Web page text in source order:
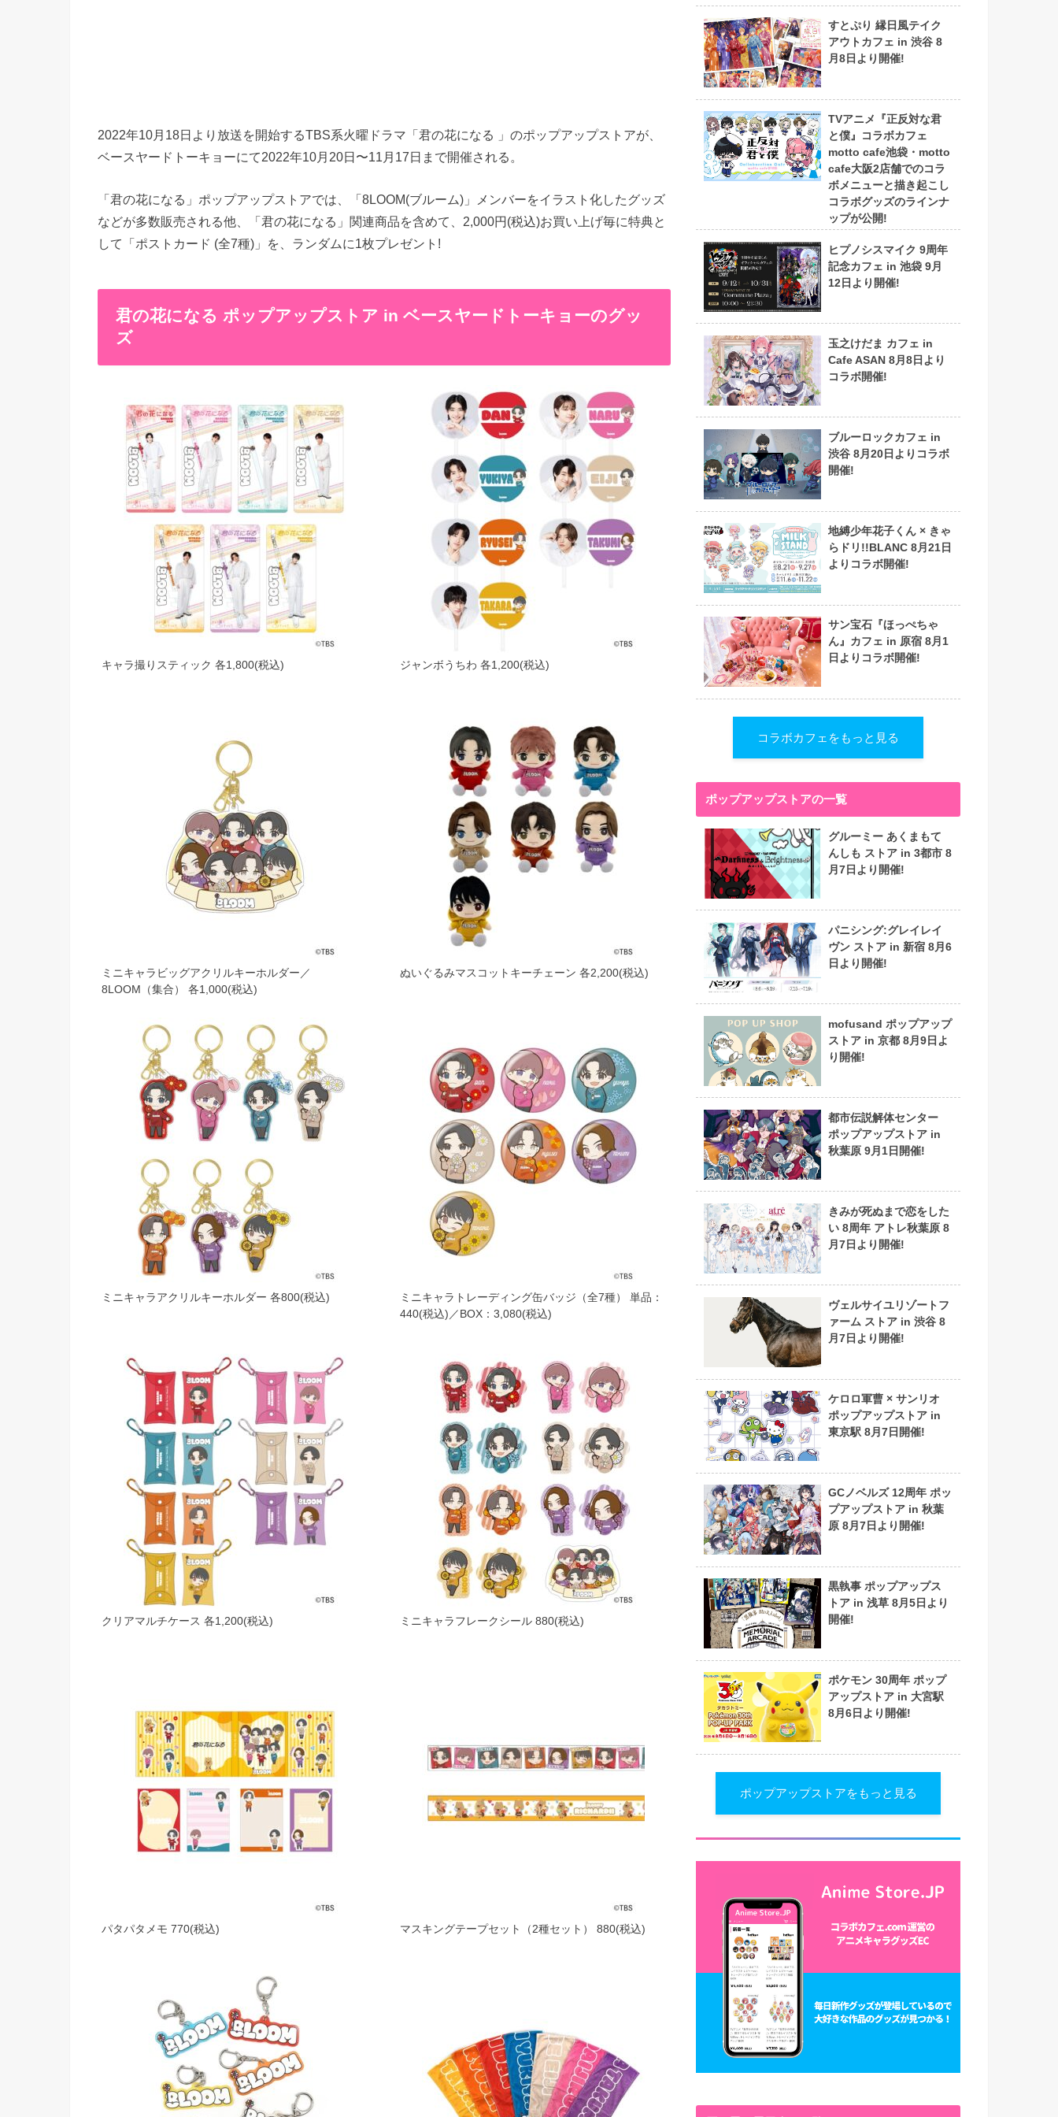
2022年10月18日より放送を開始するTBS系火曜ドラマ「君の花になる 」のポップアップストアが、
ベースヤードトーキョーにて2022年10月20日〜11月17日まで開催される。
「君の花になる」ポップアップストアでは、「8LOOM(ブルーム)」メンバーをイラスト化したグッズ
などが多数販売される他、「君の花になる」関連商品を含めて、2,000円(税込)お買い上げ毎に特典と
して「ポストカード (全7種)」を、ランダムに1枚プレゼント!
君の花になる ポップアップストア in ベースヤードトーキョーのグッ
ズ
キャラ撮りスティック 各1,800(税込) ジャンボうちわ 各1,200(税込)
ミニキャラビッグアクリルキーホルダー／
8LOOM（集合） 各1,000(税込)
ぬいぐるみマスコットキーチェーン 各2,200(税込)
ミニキャラアクリルキーホルダー 各800(税込)
ミニキャラトレーディング缶バッジ（全7種） 単品：
440(税込)／BOX：3,080(税込)
クリアマルチケース 各1,200(税込) ミニキャラフレークシール 880(税込)
パタパタメモ 770(税込) マスキングテープセット（2種セット） 880(税込)
すとぷり 縁日風テイク
アウトカフェ in 渋谷 8
月8日より開催!
TVアニメ『正反対な君
と僕』コラボカフェ
motto cafe池袋・motto
cafe大阪2店舗でのコラ
ボメニューと描き起こし
コラボグッズのラインナ
ップが公開!
ヒプノシスマイク 9周年
記念カフェ in 池袋 9月
12日より開催!
玉之けだま カフェ in
Cafe ASAN 8月8日より
コラボ開催!
ブルーロックカフェ in
渋谷 8月20日よりコラボ
開催!
地縛少年花子くん × きゃ
らドリ!!BLANC 8月21日
よりコラボ開催!
サン宝石『ほっぺちゃ
ん』カフェ in 原宿 8月1
日よりコラボ開催!
コラボカフェをもっと見る
ポップアップストアの一覧
グルーミー あくまもて
んしも ストア in 3都市 8
月7日より開催!
パニシング:グレイレイ
ヴン ストア in 新宿 8月6
日より開催!
mofusand ポップアップ
ストア in 京都 8月9日よ
り開催!
都市伝説解体センター
ポップアップストア in
秋葉原 9月1日開催!
きみが死ぬまで恋をした
い 8周年 アトレ秋葉原 8
月7日より開催!
ヴェルサイユリゾートフ
ァーム ストア in 渋谷 8
月7日より開催!
ケロロ軍曹 × サンリオ
ポップアップストア in
東京駅 8月7日開催!
GCノベルズ 12周年 ポッ
プアップストア in 秋葉
原 8月7日より開催!
黒執事 ポップアップス
トア in 浅草 8月5日より
開催!
ポケモン 30周年 ポップ
アップストア in 大宮駅
8月6日より開催!
ポップアップストアをもっと見る